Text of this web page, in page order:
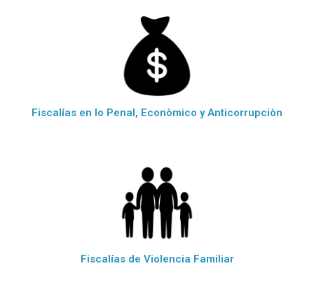
Fiscalías en lo Penal, Econòmico y Anticorrupciòn
Fiscalías de Violencia Familiar